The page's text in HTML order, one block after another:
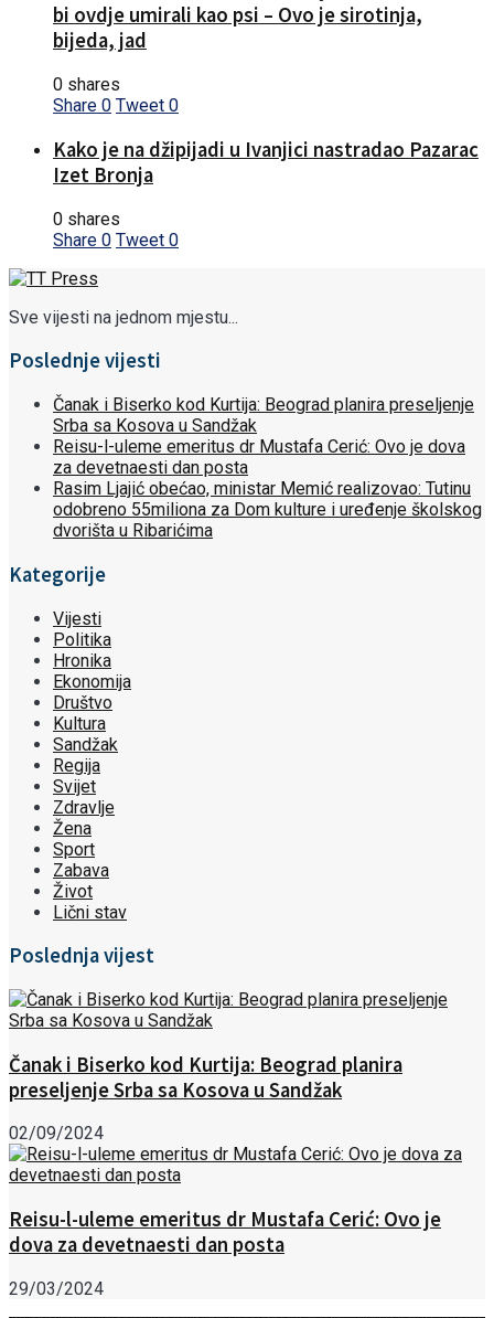
bi ovdje umirali kao psi – Ovo je sirotinja,
bijeda, jad
0 shares
Share 0 Tweet 0
Kako je na džipijadi u Ivanjici nastradao Pazarac
Izet Bronja
0 shares
Share 0 Tweet 0
Sve vijesti na jednom mjestu...
Poslednje vijesti
Čanak i Biserko kod Kurtija: Beograd planira preseljenje
Srba sa Kosova u Sandžak
Reisu-l-uleme emeritus dr Mustafa Cerić: Ovo je dova
za devetnaesti dan posta
Rasim Ljajić obećao, ministar Memić realizovao: Tutinu
odobreno 55miliona za Dom kulture i uređenje školskog
dvorišta u Ribarićima
Kategorije
Vijesti
Politika
Hronika
Ekonomija
Društvo
Kultura
Sandžak
Regija
Svijet
Zdravlje
Žena
Sport
Zabava
Život
Lični stav
Poslednja vijest
Čanak i Biserko kod Kurtija: Beograd planira
preseljenje Srba sa Kosova u Sandžak
02/09/2024
Reisu-l-uleme emeritus dr Mustafa Cerić: Ovo je
dova za devetnaesti dan posta
29/03/2024